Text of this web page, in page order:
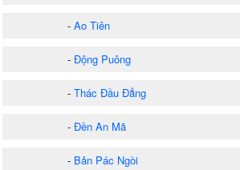
- Ao Tiên
- Động Puông
- Thác Đầu Đẳng
- Đền An Mã
- Bản Pác Ngòi